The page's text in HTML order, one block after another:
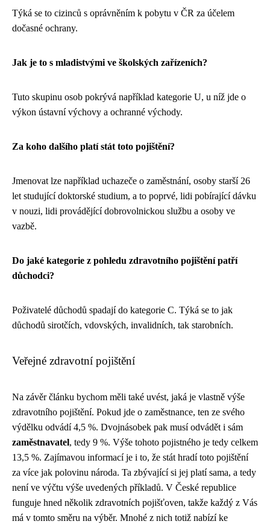
Týká se to cizinců s oprávněním k pobytu v ČR za účelem
dočasné ochrany.
Jak je to s mladistvými ve školských zařízeních?
Tuto skupinu osob pokrývá například kategorie U, u níž jde o
výkon ústavní výchovy a ochranné východy.
Za koho dalšího platí stát toto pojištění?
Jmenovat lze například uchazeče o zaměstnání, osoby starší 26
let studující doktorské studium, a to poprvé, lidi pobírající dávku
v nouzi, lidi provádějící dobrovolnickou službu a osoby ve
vazbě.
Do jaké kategorie z pohledu zdravotního pojištění patří
důchodci?
Poživatelé důchodů spadají do kategorie C. Týká se to jak
důchodů sirotčích, vdovských, invalidních, tak starobních.
Veřejné zdravotní pojištění
Na závěr článku bychom měli také uvést, jaká je vlastně výše
zdravotního pojištění. Pokud jde o zaměstnance, ten ze svého
výdělku odvádí 4,5 %. Dvojnásobek pak musí odvádět i sám
zaměstnavatel, tedy 9 %. Výše tohoto pojistného je tedy celkem
13,5 %. Zajímavou informací je i to, že stát hradí toto pojištění
za více jak polovinu národa. Ta zbývající si jej platí sama, a tedy
není ve výčtu výše uvedených příkladů. V České republice
funguje hned několik zdravotních pojišťoven, takže každý z Vás
má v tomto směru na výběr. Mnohé z nich totiž nabízí ke